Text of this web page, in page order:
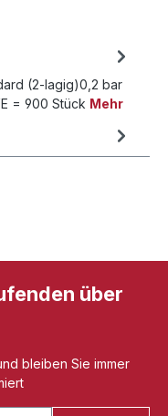
(2-lagig)0,2 bar
= 900 Stück Mehr
über
bleiben Sie immer